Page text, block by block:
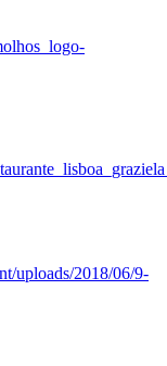
uploads/2018/06/9-